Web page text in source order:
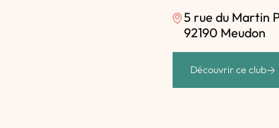
5 rue du Martin
92190 Meudon
Découvrir ce club